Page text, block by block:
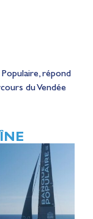
répond
du Vendée